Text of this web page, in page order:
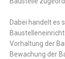
Dabei handelt es
Vorhaltung der
Bewachung der